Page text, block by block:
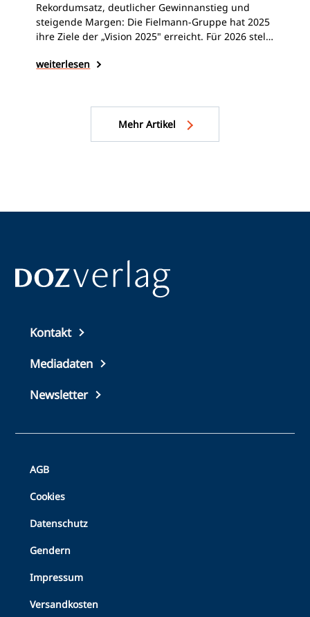
weiterlesen
Rekordumsatz, deutlicher Gewinnanstieg und
steigende Margen: Die Fielmann-Gruppe hat 2025
ihre Ziele der „Vision 2025" erreicht. Für 2026 stellt
– trotz eines durchwachsenen Starts ins Jahr.
Mehr Artikel
Top
footer
Kontakt
Mediadaten
Newsletter
Bottom
Footer
AGB
Cookies
Datenschutz
Gendern
Impressum
Versandkosten